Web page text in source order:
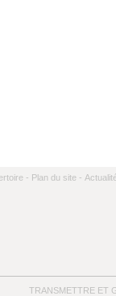
- Plan du site -
TRANSMETTRE ET